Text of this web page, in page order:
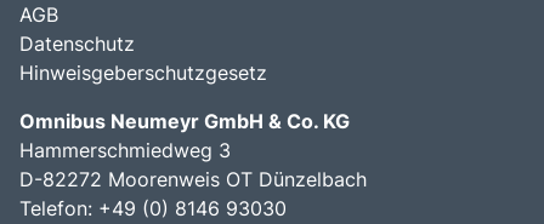
AGB
Datenschutz
Hinweisgeberschutzgesetz
Omnibus Neumeyr GmbH & Co. KG
Hammerschmiedweg 3
D-82272 Moorenweis OT Dünzelbach
Telefon: +49 (0) 8146 93030